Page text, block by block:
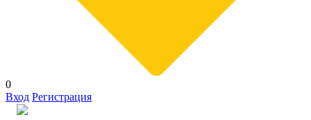
0
Вход Регистрация